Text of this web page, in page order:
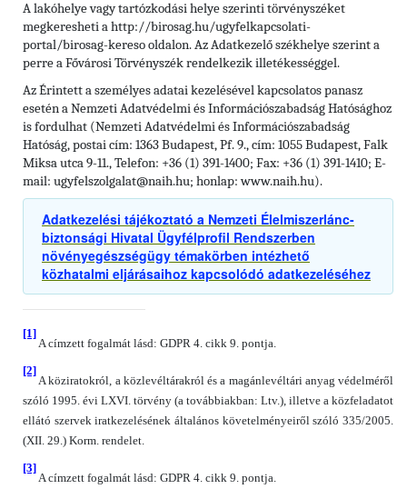
A lakóhelye vagy tartózkodási helye szerinti törvényszéket
megkeresheti a http://birosag.hu/ugyfelkapcsolati-
portal/birosag-kereso oldalon. Az Adatkezelő székhelye szerint a
perre a Fővárosi Törvényszék rendelkezik illetékességgel.
Az Érintett a személyes adatai kezelésével kapcsolatos panasz
esetén a Nemzeti Adatvédelmi és Információszabadság Hatósághoz
is fordulhat (Nemzeti Adatvédelmi és Információszabadság
Hatóság, postai cím: 1363 Budapest, Pf. 9., cím: 1055 Budapest, Falk
Miksa utca 9-11., Telefon: +36 (1) 391-1400; Fax: +36 (1) 391-1410; E-
mail: ugyfelszolgalat@naih.hu; honlap: www.naih.hu).
Adatkezelési tájékoztató a Nemzeti Élelmiszerlánc-
biztonsági Hivatal Ügyfélprofil Rendszerben
növényegészségügy témakörben intézhető
közhatalmi eljárásaihoz kapcsolódó adatkezeléséhez
[1]
A címzett fogalmát lásd: GDPR 4. cikk 9. pontja.
[2]
A köziratokról, a közlevéltárakról és a magánlevéltári anyag védelméről
szóló 1995. évi LXVI. törvény (a továbbiakban: Ltv.), illetve a közfeladatot
ellátó szervek iratkezelésének általános követelményeiről szóló 335/2005.
(XII. 29.) Korm. rendelet.
[3]
A címzett fogalmát lásd: GDPR 4. cikk 9. pontja.